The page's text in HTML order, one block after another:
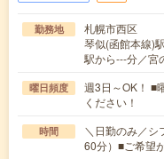
勤務地
札幌市西区
琴似(函館本線)
駅から---分／宮
曜日頻度
週3日～OK！ ■
ください！
時間
＼日勤のみ／シ
60分）■ご希望